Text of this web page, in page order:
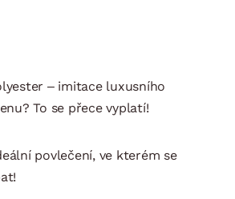
– imitace luxusního
To se přece vyplatí!
povlečení, ve kterém se